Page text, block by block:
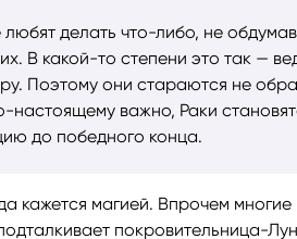
делать что-либо, не
В какой-то степени это так —
Поэтому они стараются не
настоящему важно, Раки
до победного конца.
кажется магией. Впрочем многие
покровительница-